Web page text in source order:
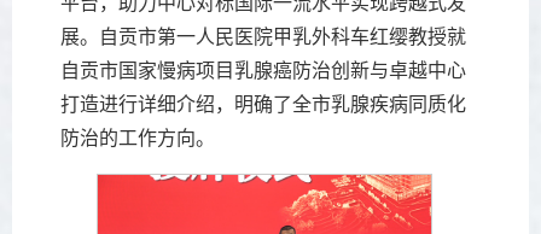
展。自贡市第一人民医院甲乳外科车红缨教授就
自贡市国家慢病项目乳腺癌防治创新与卓越中心
打造进行详细介绍，明确了全市乳腺疾病同质化
防治的工作方向。